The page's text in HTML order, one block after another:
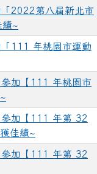
2022第八屆新北市
績~
111 年桃園市運動
加【111 年桃園市
加【111 年第 32
佳績~
加【111 年第 32